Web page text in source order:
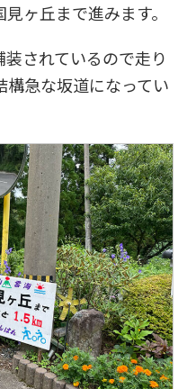
ヶ丘まで進みます。
されているので走り
構急な坂道になってい